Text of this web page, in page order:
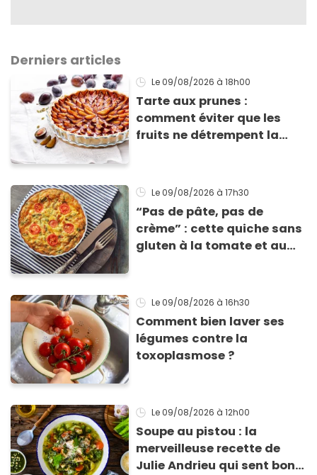
Derniers articles
Le 09/08/2026 à 18h00
Tarte aux prunes :
comment éviter que les
fruits ne détrempent la
Le 09/08/2026 à 17h30
“Pas de pâte, pas de
crème” : cette quiche sans
gluten à la tomate et au
Le 09/08/2026 à 16h30
Comment bien laver ses
légumes contre la
toxoplasmose ?
Le 09/08/2026 à 12h00
Soupe au pistou : la
merveilleuse recette de
Julie Andrieu qui sent bon